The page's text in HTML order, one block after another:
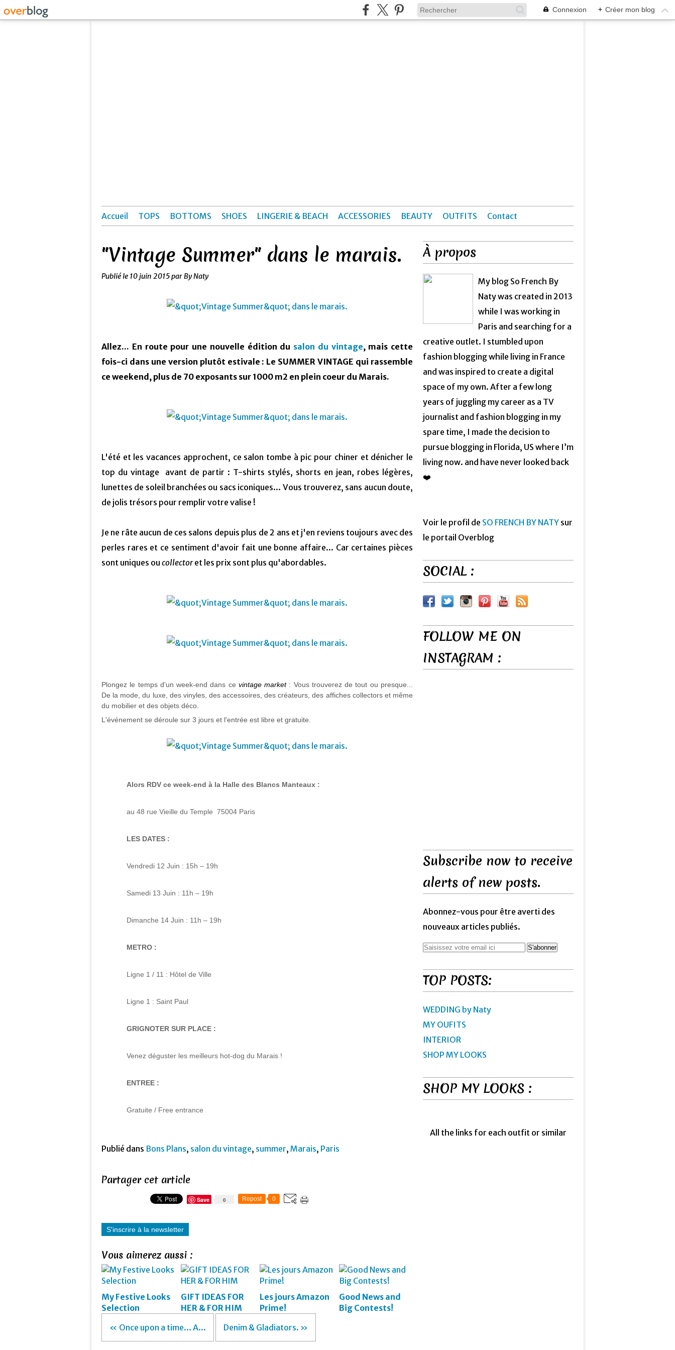
Connexion + Créer mon blog
Accueil TOPS BOTTOMS SHOES LINGERIE & BEACH ACCESSORIES BEAUTY OUTFITS Contact
"Vintage Summer" dans le marais.
Publié le 10 juin 2015par By Naty
Allez... En route pour une nouvelle édition du salon du vintage, mais cette
fois-ci dans une version plutôt estivale : Le SUMMER VINTAGE qui rassemble
ce weekend, plus de 70 exposants sur 1000 m2 en plein coeur du Marais.
L'été et les vacances approchent, ce salon tombe à pic pour chiner et dénicher le
top du vintage avant de partir : T-shirts stylés, shorts en jean, robes légères,
lunettes de soleil branchées ou sacs iconiques... Vous trouverez, sans aucun doute,
de jolis trésors pour remplir votre valise !
Je ne râte aucun de ces salons depuis plus de 2 ans et j'en reviens toujours avec des
perles rares et ce sentiment d'avoir fait une bonne affaire... Car certaines pièces
sont uniques ou collectoret les prix sont plus qu'abordables.
Plongez le temps d'un week-end dans ce vintage market: Vous trouverez de tout ou presque...
De la mode, du luxe, des vinyles, des accessoires, des créateurs, des affiches collectors et même
du mobilier et des objets déco.
L'événement se déroule sur 3 jours et l'entrée est libre et gratuite.
Alors RDV ce week-end à la Halle des Blancs Manteaux :
au 48 rue Vieille du Temple 75004 Paris
LES DATES :
Vendredi 12 Juin : 15h – 19h
Samedi 13 Juin : 11h – 19h
Dimanche 14 Juin : 11h – 19h
METRO :
Ligne 1 / 11 : Hôtel de Ville
Ligne 1 : Saint Paul
GRIGNOTER SUR PLACE :
Venez déguster les meilleurs hot-dog du Marais !
ENTREE :
Gratuite / Free entrance
Publié dans Bons Plans, salon du vintage, summer, Marais, Paris
Partager cet article
0
Save Repost 0
S'inscrire à la newsletter
Vous aimerez aussi :
My Festive Looks
Selection
GIFT IDEAS FOR
HER & FOR HIM
Les jours Amazon
Prime!
Good News and
Big Contests!
« Once upon a time... A...
Denim & Gladiators. »
À propos
My blog So French By
Naty was created in 2013
while I was working in
Paris and searching for a
creative outlet. I stumbled upon
fashion blogging while living in France
and was inspired to create a digital
space of my own. After a few long
years of juggling my career as a TV
journalist and fashion blogging in my
spare time, I made the decision to
pursue blogging in Florida, US where I’m
living now. and have never looked back
❤️
Voir le profil de SO FRENCH BY NATY sur
le portail Overblog
SOCIAL :
FOLLOW ME ON
INSTAGRAM :
Subscribe now to receive
alerts of new posts.
Abonnez-vous pour être averti des
nouveaux articles publiés.
TOP POSTS:
WEDDING by Naty
MY OUFITS
INTERIOR
SHOP MY LOOKS
SHOP MY LOOKS :
All the links for each outfit or similar